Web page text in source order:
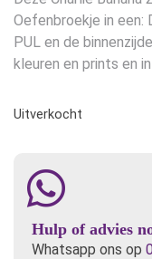
Oefenbroekje in
PUL en de
kleuren en prints en
Uitverkocht
Hulp of advies
Whatsapp ons op